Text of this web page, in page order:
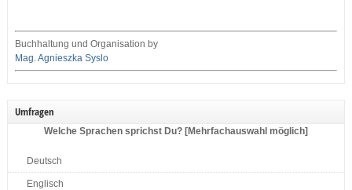
Buchhaltung und Organisation by
Mag. Agnieszka Syslo
Umfragen
Welche Sprachen sprichst Du? [Mehrfachauswahl möglich]
Deutsch
Englisch